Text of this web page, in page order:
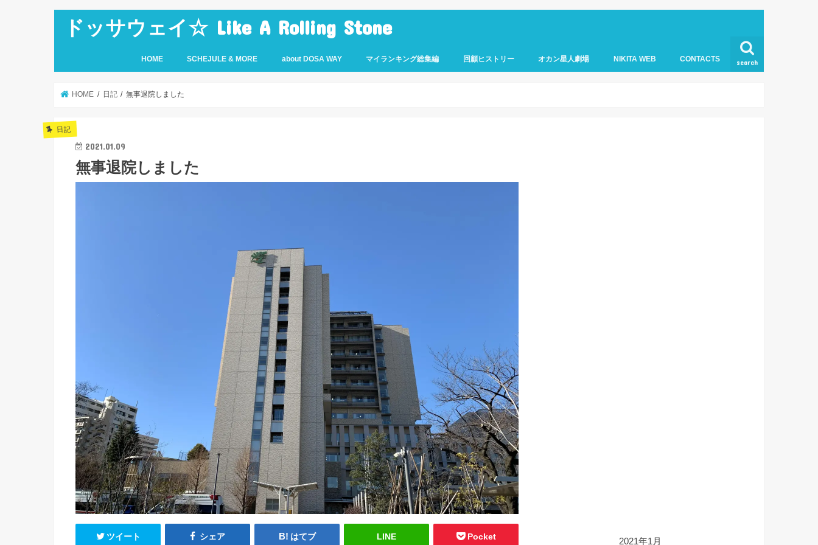
ドッサウェイ☆ Like A Rolling Stone
search
HOME SCHEJULE & MORE about DOSA WAY マイランキング総集編 回顧ヒストリー オカン星人劇場 NIKITA WEB CONTACTS
HOME 日記 無事退院しました
日記
2021.01.09
無事退院しました
ツイート シェア はてブ LINE Pocket 2021年1月